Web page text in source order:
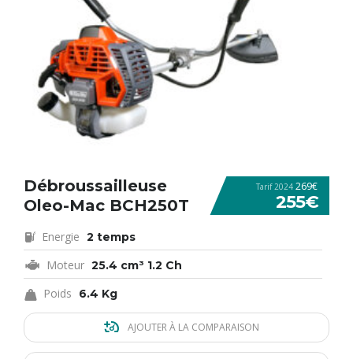
Tarif 2024 269€
255€
Débroussailleuse
Oleo-Mac BCH250T
Energie 2 temps
Moteur 25.4 cm³ 1.2 Ch
Poids 6.4 Kg
AJOUTER À LA COMPARAISON